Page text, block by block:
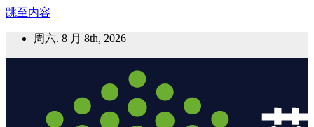
跳至内容
周六. 8 月 8th, 2026